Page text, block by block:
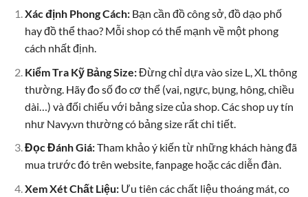
Xác định Phong Cách:Bạn cần đồ công sở, đồ dạo phố
hay đồ thể thao? Mỗi shop có thể mạnh về một phong
cách nhất định.
Kiểm Tra Kỹ Bảng Size:Đừng chỉ dựa vào size L, XL thông
thường. Hãy đo số đo cơ thể (vai, ngực, bụng, hông, chiều
dài…) và đối chiếu với bảng size của shop. Các shop uy tín
như Navy.vn thường có bảng size rất chi tiết.
Đọc Đánh Giá:Tham khảo ý kiến từ những khách hàng đã
mua trước đó trên website, fanpage hoặc các diễn đàn.
Xem Xét Chất Liệu:Ưu tiên các chất liệu thoáng mát, co